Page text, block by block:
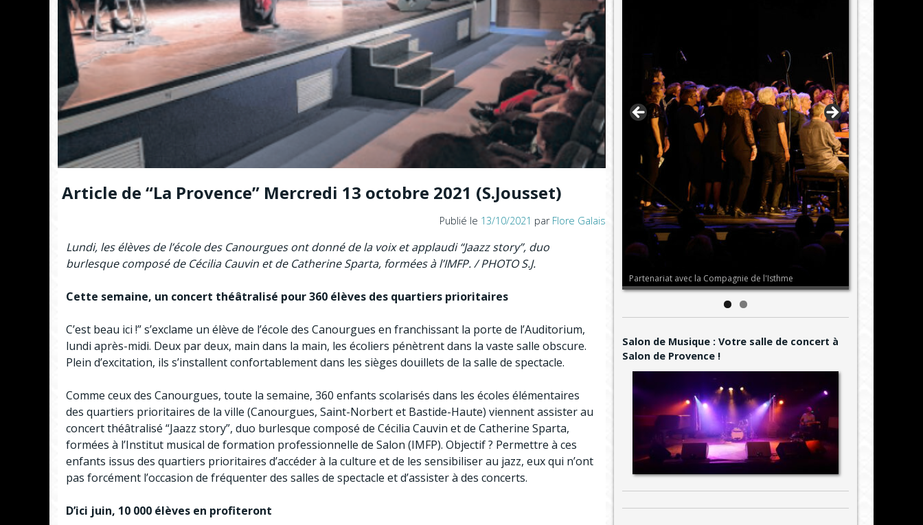
Article de “La Provence” Mercredi 13 octobre 2021 (S.Jousset)
Publié le 13/10/2021 par Flore Galais
Lundi, les élèves de l’école des Canourgues ont donné de la voix et applaudi “Jaazz story”, duo
burlesque composé de Cécilia Cauvin et de Catherine Sparta, formées à l’IMFP. / PHOTO S.J.
Cette semaine, un concert théâtralisé pour 360 élèves des quartiers prioritaires
C’est beau ici !” s’exclame un élève de l’école des Canourgues en franchissant la porte de l’Auditorium,
lundi après-midi. Deux par deux, main dans la main, les écoliers pénètrent dans la vaste salle obscure.
Plein d’excitation, ils s’installent confortablement dans les sièges douillets de la salle de spectacle.
Comme ceux des Canourgues, toute la semaine, 360 enfants scolarisés dans les écoles élémentaires
des quartiers prioritaires de la ville (Canourgues, Saint-Norbert et Bastide-Haute) viennent assister au
concert théâtralisé “Jaazz story”, duo burlesque composé de Cécilia Cauvin et de Catherine Sparta,
formées à l’Institut musical de formation professionnelle de Salon (IMFP). Objectif ? Permettre à ces
enfants issus des quartiers prioritaires d’accéder à la culture et de les sensibiliser au jazz, eux qui n’ont
pas forcément l’occasion de fréquenter des salles de spectacle et d’assister à des concerts.
D’ici juin, 10 000 élèves en profiteront
Partenariat avec la Compagnie de l'Isthme
Salon de Musique : Votre salle de concert à
Salon de Provence !